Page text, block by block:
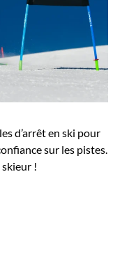
d’arrêt en ski pour
sur les pistes.
!